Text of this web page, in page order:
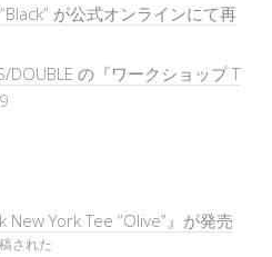
“Black” が公式オンラインにて再
の『ワークショップ T
New York Tee “Olive”』が発売
された